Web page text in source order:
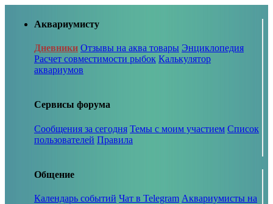
Аквариумисту
Дневники Отзывы на аква товары Энциклопедия
Расчет совместимости рыбок Калькулятор
аквариумов
Сервисы форума
Сообщения за сегодня Темы с моим участием Список
пользователей Правила
Общение
Календарь событий Чат в Telegram Аквариумисты на